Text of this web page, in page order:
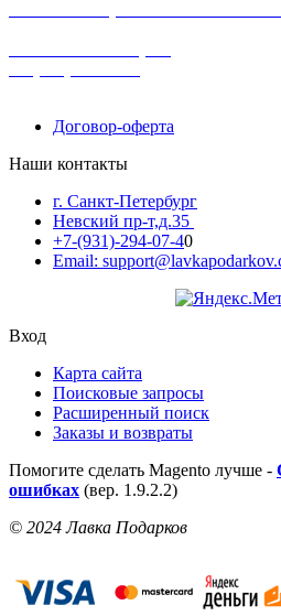
Договор-оферта
Наши контакты
г. Санкт-Петербург
Невский пр-т,д.35
+7-(931)-294-07-40
Email:
Вход
Карта сайта
Поисковые запросы
Расширенный поиск
Заказы и возвраты
Помогите сделать Magento лучше -
ошибках (вер. 1.9.2.2)
© 2024 Лавка Подарков